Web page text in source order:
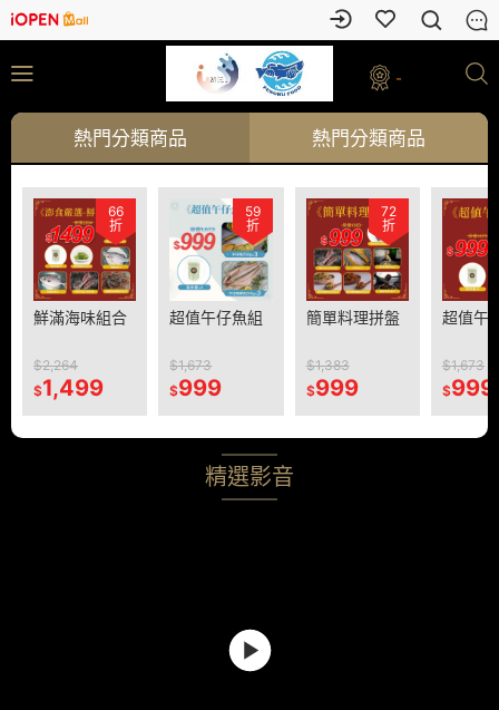
-
熱門分類商品 熱門分類商品
66
折
鮮滿海味組合
$2,264
$1,499
59
折
超值午仔魚組
$1,673
$999
72
折
簡單料理拼盤
$1,383
$999
超值午
$1,673
$999
71
折
賽船
31
折
Salona 西海岸
$
5,000
16
Salona 44 深
1,000
59
6/22 航海學院
1,300
精選影音